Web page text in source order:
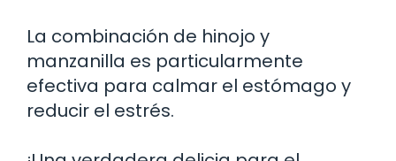
La combinación de hinojo y
manzanilla es particularmente
efectiva para calmar el estómago y
reducir el estrés.